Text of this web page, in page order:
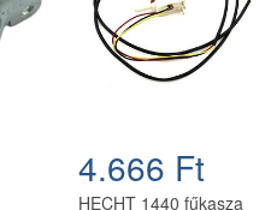
4.666 Ft
HECHT 1440 fűkasza